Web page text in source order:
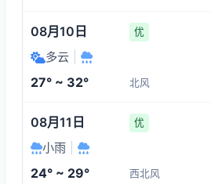
26°
1-3
13:00
30°
14:00
08月10日 优
多云
27° ~ 32° 北风
08月11日 优
小雨
24° ~ 29° 西北风